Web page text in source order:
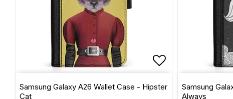
Add to list
Samsung Galaxy A26 Wallet Case - Hipster
Cat
Samsung
Always